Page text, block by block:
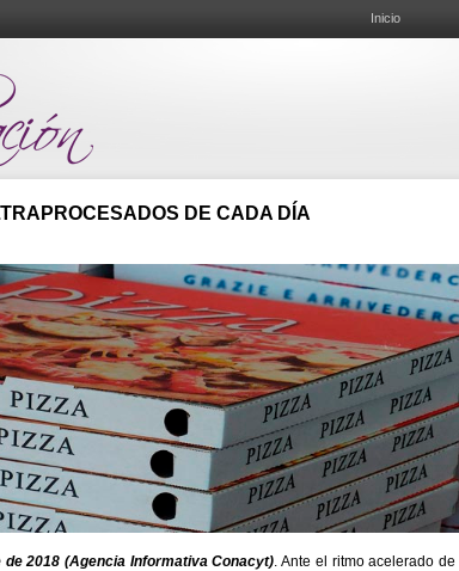
Inicio
DE CADA DÍA
2018 (Agencia Informativa Conacyt). Ante el ritmo acelerado de